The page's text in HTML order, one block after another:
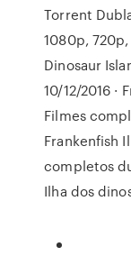
Torrent
1080p,
Dinosaur
10/12/2016 ·
Filmes
Frankenfish
completos
Ilha dos